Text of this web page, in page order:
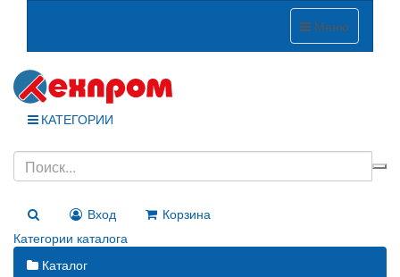
Меню
КАТЕГОРИИ
Вход
Корзина
Категории каталога
Каталог